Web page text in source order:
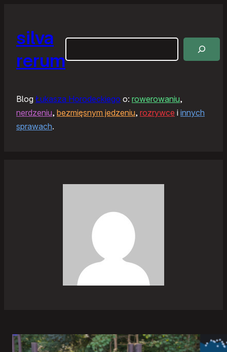
silva
rerum
Blog Łukasza Horodeckiego o: rowerowaniu,
nerdzeniu, bezmięsnym jedzeniu, rozrywce i innych
sprawach.